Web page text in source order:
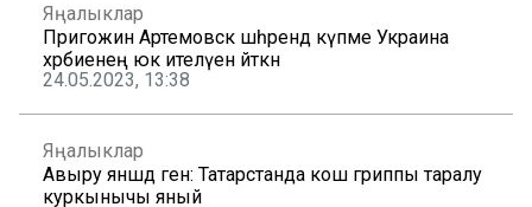
Яңалыклар
Пригожин Артемовск шәһәрендә күпме Украина
хәрбиенең юк ителүен әйткән
24.05.2023, 13:38
Яңалыклар
Авыру янәшәдә генә: Татарстанда кош гриппы таралу
куркынычы яный